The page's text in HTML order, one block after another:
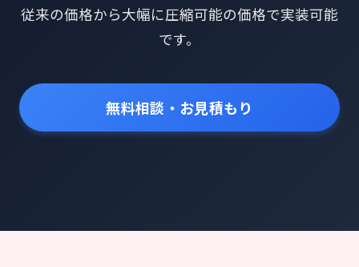
従来の価格から大幅に圧縮可能の価格で実装可能
です。
無料相談・お見積もり